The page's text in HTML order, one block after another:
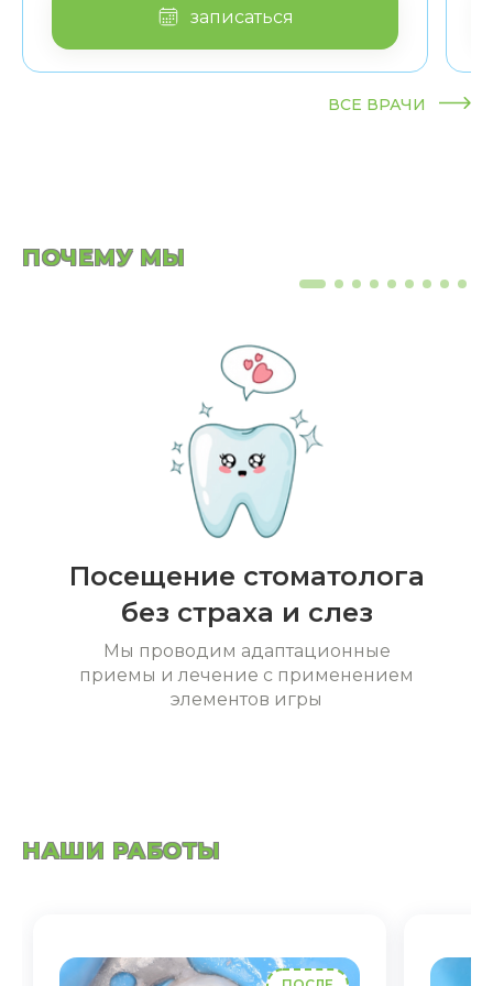
записаться
ВСЕ ВРАЧИ
ПОЧЕМУ МЫ
Посещение стоматолога
без страха и слез
Мы проводим адаптационные
приемы и лечение с применением
элементов игры
НАШИ РАБОТЫ